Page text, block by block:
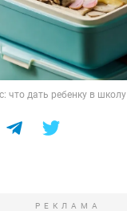
что дать ребенку в школу
РЕКЛАМА